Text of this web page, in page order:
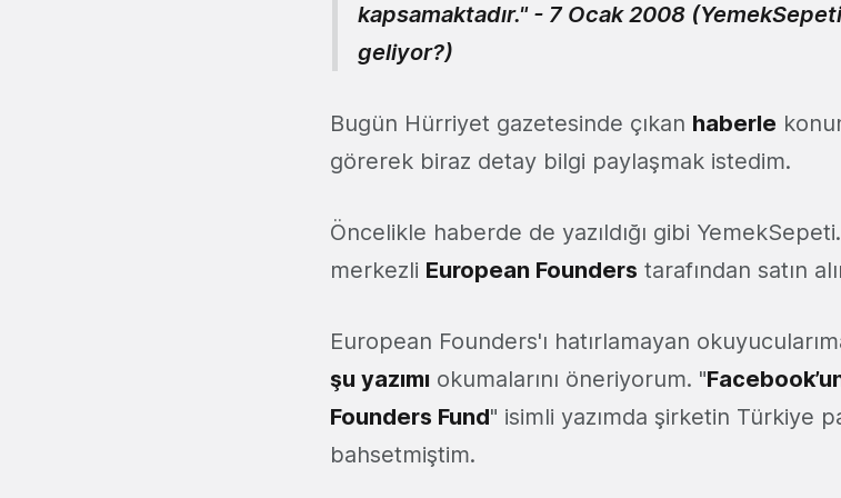
kapsamaktadır." - 7 Ocak 2008 (
geliyor?)
Bugün Hürriyet gazetesinde çıkan haberle
görerek biraz detay bilgi paylaşmak istedim.
Öncelikle haberde de yazıldığı gibi
merkezli European Founders tarafından satın
European Founders'ı hatırlamayan
şu yazımı okumalarını öneriyorum. "
Founders Fund" isimli yazımda şirketin Türkiye
bahsetmiştim.